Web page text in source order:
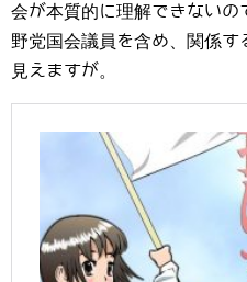
会が本質的に理解できない
野党国会議員を含め、関係
見えますが。